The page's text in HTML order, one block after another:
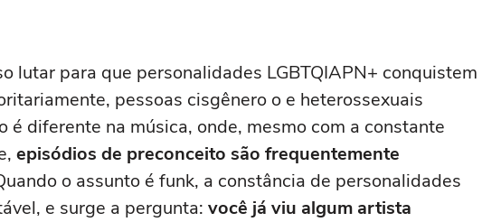
lutar para que personalidades LGBTQIAPN+ conquistem
pessoas cisgênero o e heterossexuais
é diferente na música, onde, mesmo com a constante
episódios de preconceito são frequentemente
o assunto é funk, a constância de personalidades
e surge a pergunta: você já viu algum artista